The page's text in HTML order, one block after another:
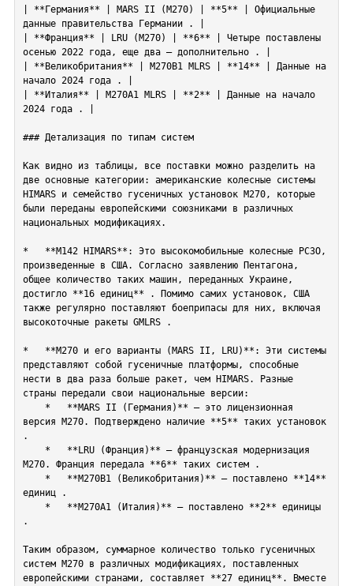
| **Германия** | MARS II (M270) | **5** | Официальные
данные правительства Германии . |
| **Франция** | LRU (M270) | **6** | Четыре поставлены
осенью 2022 года, еще два — дополнительно . |
| **Великобритания** | M270B1 MLRS | **14** | Данные на
начало 2024 года . |
| **Италия** | M270A1 MLRS | **2** | Данные на начало
2024 года . |
### Детализация по типам систем
Как видно из таблицы, все поставки можно разделить на
две основные категории: американские колесные системы
HIMARS и семейство гусеничных установок M270, которые
были переданы европейскими союзниками в различных
национальных модификациях.
*   **M142 HIMARS**: Это высокомобильные колесные РСЗО,
произведенные в США. Согласно заявлению Пентагона,
общее количество таких машин, переданных Украине,
достигло **16 единиц** . Помимо самих установок, США
также регулярно поставляют боеприпасы для них, включая
высокоточные ракеты GMLRS .
*   **M270 и его варианты (MARS II, LRU)**: Эти системы
представляют собой гусеничные платформы, способные
нести в два раза больше ракет, чем HIMARS. Разные
страны передали свои национальные версии:
версия M270. Подтверждено наличие **5** таких установок
.
M270. Франция передала **6** таких систем .
единиц .
.
Таким образом, суммарное количество только гусеничных
систем M270 в различных модификациях, поставленных
европейскими странами, составляет **27 единиц**. Вместе